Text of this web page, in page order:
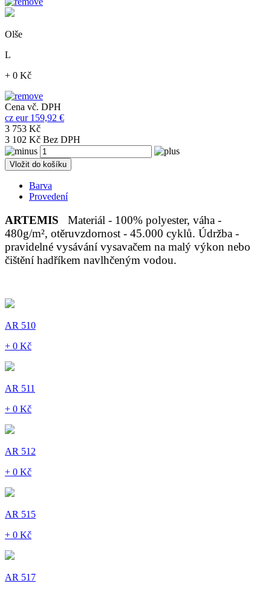
Olše
L
+ 0 Kč
Cena vč. DPH
cz eur 159,92 €
3 753 Kč
3 102 Kč Bez DPH
Vložit do košíku
Barva
Provedení
ARTEMIS
Materiál - 100% polyester, váha -
480g/m², otěruvzdornost - 45.000 cyklů. Údržba -
pravidelné vysávání vysavačem na malý výkon nebo
čištění hadříkem navlhčeným vodou.
AR 510
+ 0 Kč
AR 511
+ 0 Kč
AR 512
+ 0 Kč
AR 515
+ 0 Kč
AR 517